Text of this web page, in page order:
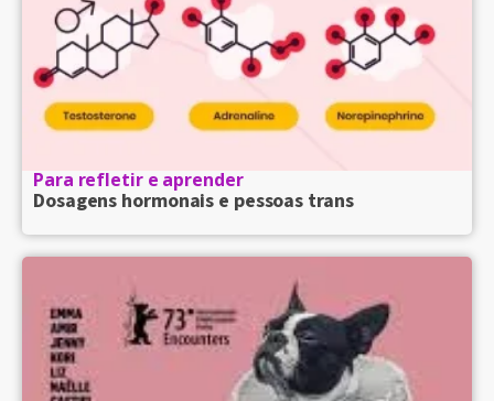
Para refletir e aprender
Dosagens hormonais e pessoas trans